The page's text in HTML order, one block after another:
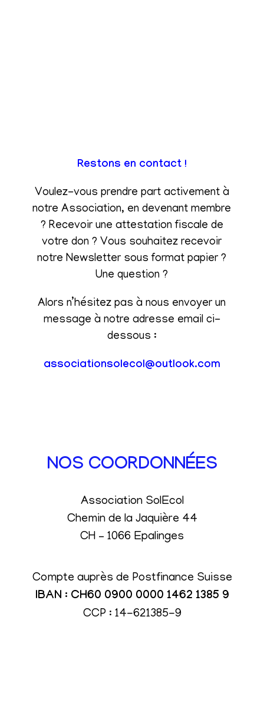
Restons en contact !
Voulez-vous prendre part activement à
notre Association, en devenant membre
? Recevoir une attestation fiscale de
votre don ? Vous souhaitez recevoir
notre Newsletter sous format papier ?
Une question ?
Alors n’hésitez pas à nous envoyer un
message à notre adresse email ci-
dessous :
associationsolecol@outlook.com
NOS COORDONNÉES
Association SolEcol
Chemin de la Jaquière 44
CH – 1066 Epalinges
Compte auprès de Postfinance Suisse
IBAN : CH60 0900 0000 1462 1385 9
CCP : 14-621385-9